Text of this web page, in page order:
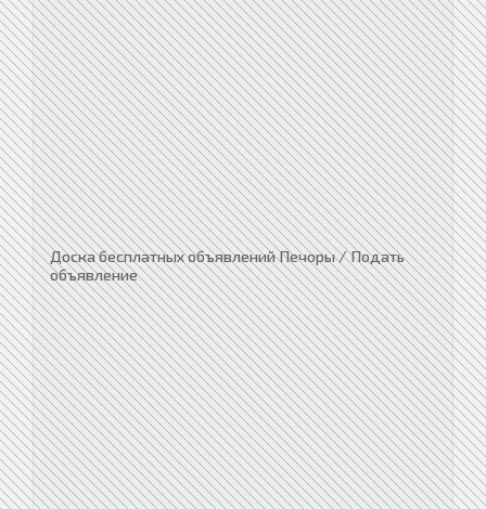
Доска бесплатных объявлений Печоры / Подать
объявление